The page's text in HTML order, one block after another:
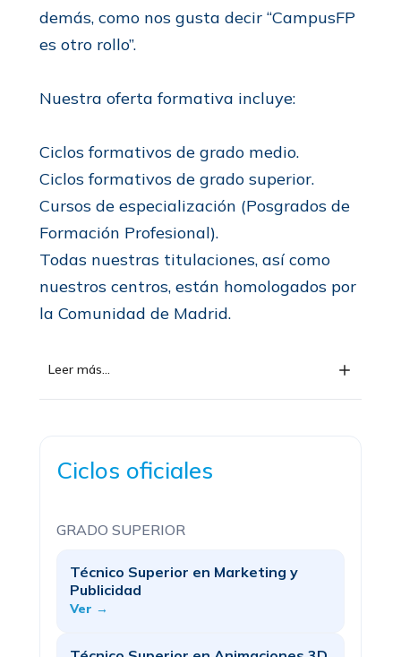
Ciclos oficiales
GRADO SUPERIOR
Técnico Superior en Marketing y
Publicidad
Ver →
demás, como nos gusta decir “CampusFP
es otro rollo”.
Nuestra oferta formativa incluye:
Ciclos formativos de grado medio.
Ciclos formativos de grado superior.
Cursos de especialización (Posgrados de
Formación Profesional).
Todas nuestras titulaciones, así como
nuestros centros, están homologados por
la Comunidad de Madrid.
Leer más...